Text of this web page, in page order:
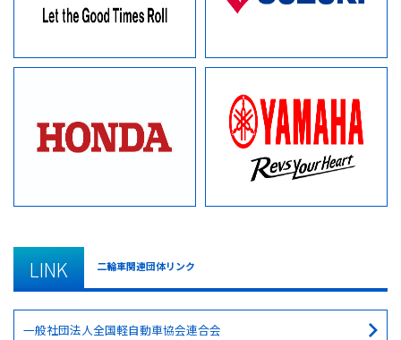
LINK 二輪車関連団体リンク
一般社団法人全国軽自動車協会連合会